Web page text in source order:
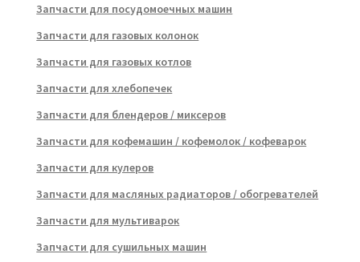
Запчасти для посудомоечных машин
Запчасти для газовых колонок
Запчасти для газовых котлов
Запчасти для хлебопечек
Запчасти для блендеров / миксеров
Запчасти для кофемашин / кофемолок / кофеварок
Запчасти для кулеров
Запчасти для масляных радиаторов / обогревателей
Запчасти для мультиварок
Запчасти для сушильных машин